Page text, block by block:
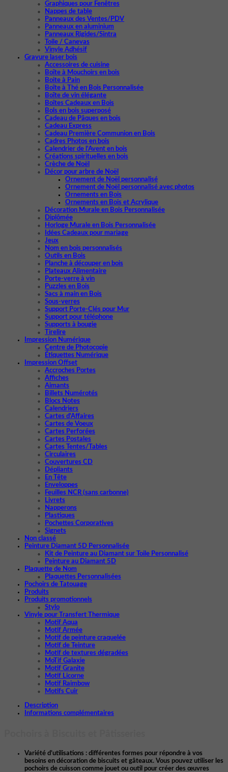
Graphiques pour Fenêtres
Nappes de table
Panneaux des Ventes/PDV
Panneaux en aluminium
Panneaux Rigides/Sintra
Toile / Canevas
Vinyle Adhésif
Gravure laser bois
Accessoires de cuisine
Boîte à Mouchoirs en bois
Boite à Pain
Boîte à Thé en Bois Personnalisée
Boîte de vin élégante
Boîtes Cadeaux en Bois
Bols en bois superposé
Cadeau de Pâques en bois
Cadeau Express
Cadeau Première Communion en Bois
Cadres Photos en bois
Calendrier de l'Avent en bois
Créations spirituelles en bois
Crèche de Noël
Décor pour arbre de Noël
Ornement de Noël personnalisé
Ornement de Noël personnalisé avec photos
Ornements en Bois
Ornements en Bois et Acrylique
Décoration Murale en Bois Personnalisée
Diplômée
Horloge Murale en Bois Personnalisée
Idées Cadeaux pour mariage
Jeux
Nom en bois personnalisés
Outils en Bois
Planche à découper en bois
Plateaux Alimentaire
Porte-verre à vin
Puzzles en Bois
Sacs à main en Bois
Sous-verres
Support Porte-Clés pour Mur
Support pour téléphone
Supports à bougie
Tirelire
Impression Numérique
Centre de Photocopie
Étiquettes Numérique
Impression Offset
Accroches Portes
Affiches
Aimants
Billets Numérotés
Blocs Notes
Calendriers
Cartes d'Affaires
Cartes de Voeux
Cartes Perforées
Cartes Postales
Cartes Tentes/Tables
Circulaires
Couvertures CD
Dépliants
En Tête
Enveloppes
Feuilles NCR (sans carbonne)
Livrets
Napperons
Plastiques
Pochettes Corporatives
Signets
Non classé
Peinture Diamant 5D Personnalisée
Kit de Peinture au Diamant sur Toile Personnalisé
Peinture au Diamant 5D
Plaquette de Nom
Plaquettes Personnalisées
Pochoirs de Tatouage
Produits
Produits promotionnels
Stylo
Vinyle pour Transfert Thermique
Motif Aqua
Motif Armée
Motif de peinture craquelée
Motif de Teinture
Motif de textures dégradées
MoTif Galaxie
Motif Granite
Motif Licorne
Motif Raimbow
Motifs Cuir
Description
Informations complémentaires
Variété d’utilisations : différentes formes pour répondre à vos
besoins en décoration de biscuits et gâteaux. Vous pouvez utiliser les
pochoirs de cuisson comme jouet ou outil pour créer des œuvres